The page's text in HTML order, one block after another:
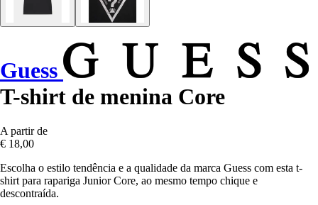
Guess
T-shirt de menina Core
A partir de
€ 18,00
Escolha o estilo tendência e a qualidade da marca Guess com esta t-
shirt para rapariga Junior Core, ao mesmo tempo chique e
descontraída.